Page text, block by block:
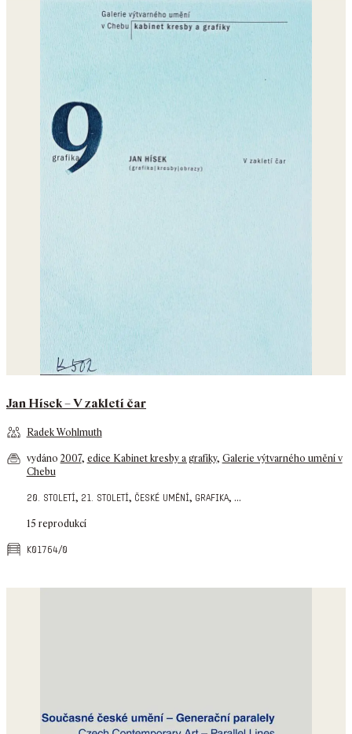
Jan Hísek – V zakletí čar
Radek Wohlmuth
vydáno 2007, edice Kabinet kresby a grafiky, Galerie výtvarného umění v
Chebu
20. století, 21. století, české umění, grafika, ...
15 reprodukcí
k01764/0